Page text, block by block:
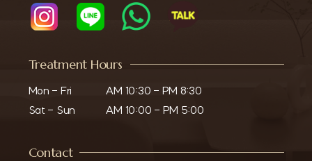
Treatment Hours
Mon - Fri
Sat - Sun
AM 10:30 - PM 8:30
AM 10:00 - PM 5:00
Contact